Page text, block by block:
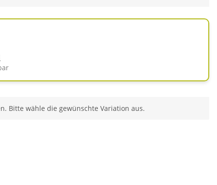
Bitte wähle die gewünschte Variation aus.